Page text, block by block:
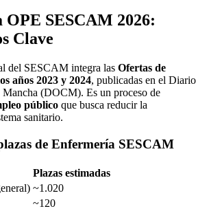
OPE SESCAM 2026:
Clave
del SESCAM integra las Ofertas de
años 2023 y 2024, publicadas en el Diario
(DOCM). Es un proceso de
público que busca reducir la
sanitario.
de Enfermería SESCAM
Plazas estimadas
~1.020
~120